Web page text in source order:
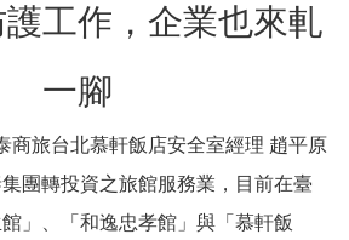
工作，企業也來軋
一腳
商旅台北慕軒飯店安全室經理 趙平原
團轉投資之旅館服務業，目前在臺
」、「和逸忠孝館」與「慕軒飯